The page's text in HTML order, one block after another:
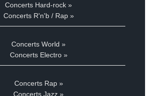
Concerts Hard-rock »
Concerts R'n'b / Rap »
Concerts World »
Concerts Electro »
Concerts Rap »
Concerts Jazz »